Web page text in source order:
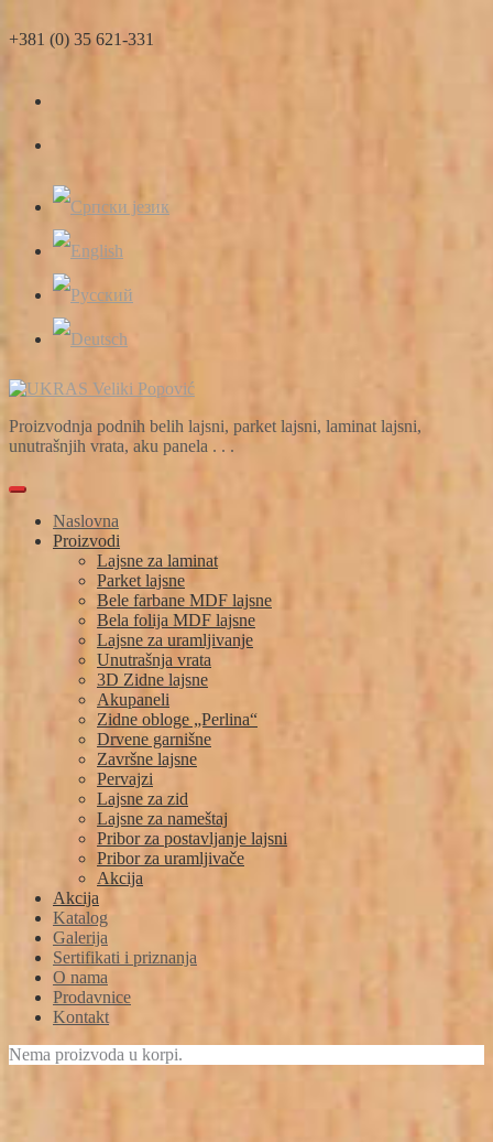
to
+381 (0) 35 621-331
Proizvodnja podnih belih lajsni, parket lajsni, laminat lajsni,
unutrašnjih vrata, aku panela . . .
Naslovna
Proizvodi
Lajsne za laminat
Parket lajsne
Bele farbane MDF lajsne
Bela folija MDF lajsne
Lajsne za uramljivanje
Unutrašnja vrata
3D Zidne lajsne
Akupaneli
Zidne obloge „Perlina“
Drvene garnišne
Završne lajsne
Pervajzi
Lajsne za zid
Lajsne za nameštaj
Pribor za postavljanje lajsni
Pribor za uramljivače
Akcija
Akcija
Katalog
Galerija
Sertifikati i priznanja
O nama
Prodavnice
Kontakt
Nema proizvoda u korpi.